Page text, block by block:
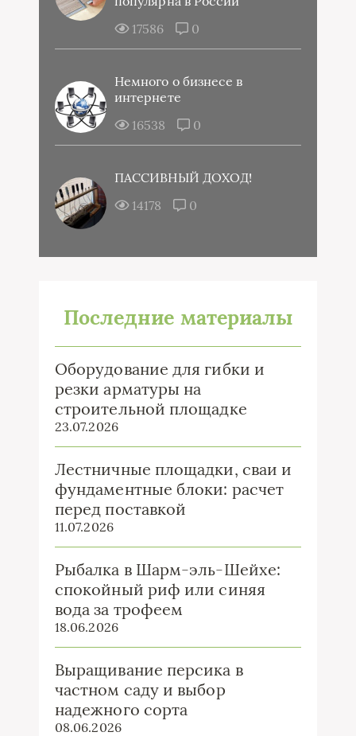
17586
0
Немного о бизнесе в
интернете
16538
0
ПАССИВНЫЙ ДОХОД!
14178
0
Последние материалы
Оборудование для гибки и
резки арматуры на
строительной площадке
23.07.2026
Лестничные площадки, сваи и
фундаментные блоки: расчет
перед поставкой
11.07.2026
Рыбалка в Шарм-эль-Шейхе:
спокойный риф или синяя
вода за трофеем
18.06.2026
Выращивание персика в
частном саду и выбор
надежного сорта
08.06.2026